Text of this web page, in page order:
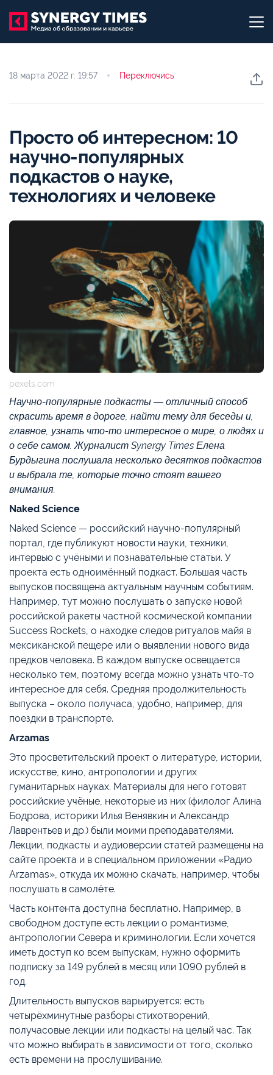
18 марта 2022 г. 19:57 Переключись
Просто об интересном: 10
научно-популярных
подкастов о науке,
технологиях и человеке
pexels.com
Научно-популярные подкасты — отличный способ
скрасить время в дороге, найти тему для беседы и,
главное, узнать что-то интересное о мире, о людях и
о себе самом. Журналист Synergy Times Елена
Бурдыгина послушала несколько десятков подкастов
и выбрала те, которые точно стоят вашего
внимания.
Naked Science
Naked Science — российский научно-популярный
портал, где публикуют новости науки, техники,
интервью с учёными и познавательные статьи. У
проекта есть одноимённый подкаст. Большая часть
выпусков посвящена актуальным научным событиям.
Например, тут можно послушать о запуске новой
российской ракеты частной космической компании
Success Rockets, о находке следов ритуалов майя в
мексиканской пещере или о выявлении нового вида
предков человека. В каждом выпуске освещается
несколько тем, поэтому всегда можно узнать что-то
интересное для себя. Средняя продолжительность
выпуска – около получаса, удобно, например, для
поездки в транспорте.
Arzamas
Это просветительский проект о литературе, истории,
искусстве, кино, антропологии и других
гуманитарных науках. Материалы для него готовят
российские учёные, некоторые из них (филолог Алина
Бодрова, историки Илья Венявкин и Александр
Лаврентьев и др.) были моими преподавателями.
Лекции, подкасты и аудиоверсии статей размещены на
сайте проекта и в специальном приложении «Радио
Arzamas», откуда их можно скачать, например, чтобы
послушать в самолёте.
Часть контента доступна бесплатно. Например, в
свободном доступе есть лекции о романтизме,
антропологии Севера и криминологии. Если хочется
иметь доступ ко всем выпускам, нужно оформить
подписку за 149 рублей в месяц или 1090 рублей в
год.
Длительность выпусков варьируется: есть
четырёхминутные разборы стихотворений,
получасовые лекции или подкасты на целый час. Так
что можно выбирать в зависимости от того, сколько
есть времени на прослушивание.